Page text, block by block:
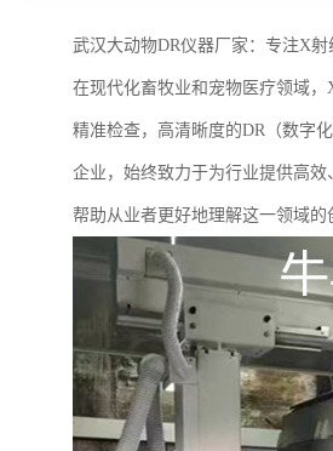
武汉大动物DR仪器厂家：专注X
在现代化畜牧业和宠物医疗领域
精准检查，高清晰度的DR（数字
企业，始终致力于为行业提供高效
帮助从业者更好地理解这一领域的